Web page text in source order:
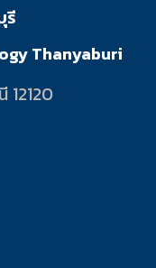
รี
Thanyaburi